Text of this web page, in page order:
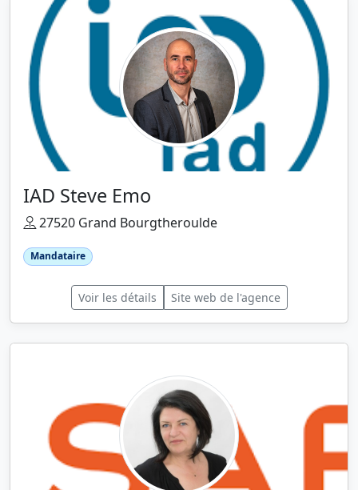
IAD Steve Emo
27520 Grand Bourgtheroulde
Mandataire
Voir les détails Site web de l'agence